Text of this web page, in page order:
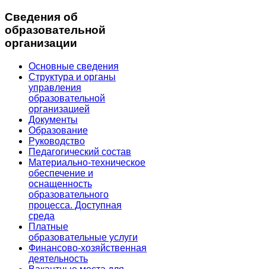
Сведения об
образовательной
организации
Основные сведения
Структура и органы
управления
образовательной
организацией
Документы
Образование
Руководство
Педагогический состав
Материально-техническое
обеспечение и
оснащенность
образовательного
процесса. Доступная
среда
Платные
образовательные услуги
Финансово-хозяйственная
деятельность